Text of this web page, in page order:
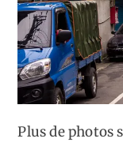
Plus de